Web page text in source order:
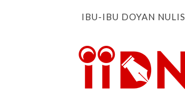
IBU-IBU DOYAN NULIS